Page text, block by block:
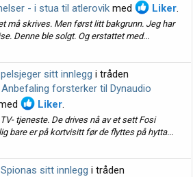
- i stua til atlerovik med Liker.
må skrives. Men først litt bakgrunn. Jeg har
Denne ble solgt. Og erstattet med...
pelsjeger sitt innlegg i tråden
Anbefaling forsterker til Dynaudio
Liker.
tjeneste. De drives nå av et sett Fosi
bare er på kortvisitt før de flyttes på hytta...
Spionas sitt innlegg i tråden